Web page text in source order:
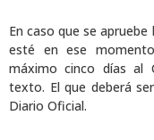
En caso que se
esté en ese
máximo cinco días al
texto. El que deberá
Diario Oficial.